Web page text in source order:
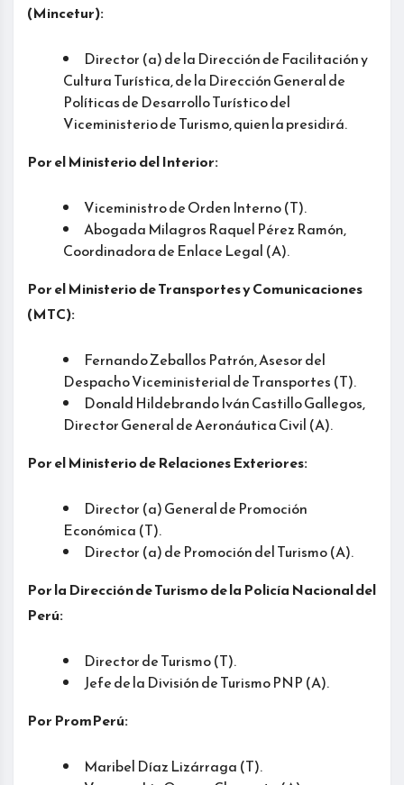
(Mincetur):
Director (a) de la Dirección de Facilitación y
Cultura Turística, de la Dirección General de
Políticas de Desarrollo Turístico del
Viceministerio de Turismo, quien la presidirá.
Por el Ministerio del Interior:
Viceministro de Orden Interno (T).
Abogada Milagros Raquel Pérez Ramón,
Coordinadora de Enlace Legal (A).
Por el Ministerio de Transportes y Comunicaciones
(MTC):
Fernando Zeballos Patrón, Asesor del
Despacho Viceministerial de Transportes (T).
Donald Hildebrando Iván Castillo Gallegos,
Director General de Aeronáutica Civil (A).
Por el Ministerio de Relaciones Exteriores:
Director (a) General de Promoción
Económica (T).
Director (a) de Promoción del Turismo (A).
Por la Dirección de Turismo de la Policía Nacional del
Perú:
Director de Turismo (T).
Jefe de la División de Turismo PNP (A).
Por PromPerú:
Maribel Díaz Lizárraga (T).